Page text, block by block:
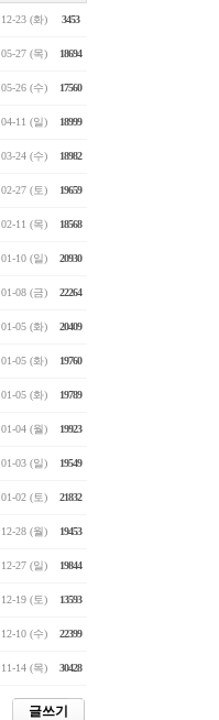
12-23 (화) 3453
05-27 (목) 18694
05-26 (수) 17560
04-11 (일) 18999
03-24 (수) 18982
02-27 (토) 19659
02-11 (목) 18568
01-10 (일) 20930
01-08 (금) 22264
01-05 (화) 20409
01-05 (화) 19760
01-05 (화) 19789
01-04 (월) 19923
01-03 (일) 19549
01-02 (토) 21832
12-28 (월) 19453
12-27 (일) 19844
12-19 (토) 13593
12-10 (수) 22399
11-14 (목) 30428
글쓰기